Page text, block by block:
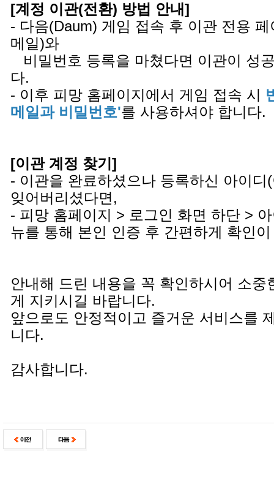
[계정 이관(전환) 방법 안내]
- 다음(Daum) 게임 접속 후 이관 전용
메일)와
비밀번호 등록을 마쳤다면 이관이 성
다.
- 이후 피망 홈페이지에서 게임 접속 시
메일과 비밀번호'를 사용하셔야 합니다.
[이관 계정 찾기]
- 이관을 완료하셨으나 등록하신 아이디
잊어버리셨다면,
- 피망 홈페이지 > 로그인 화면 하단 >
뉴를 통해 본인 인증 후 간편하게 확인
안내해 드린 내용을 꼭 확인하시어 소중
게 지키시길 바랍니다.
앞으로도 안정적이고 즐거운 서비스를
니다.
감사합니다.